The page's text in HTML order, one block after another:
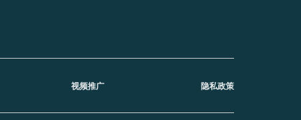
视频推广 隐私政策